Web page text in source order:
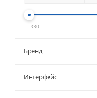
330
Бренд
Интерфейс